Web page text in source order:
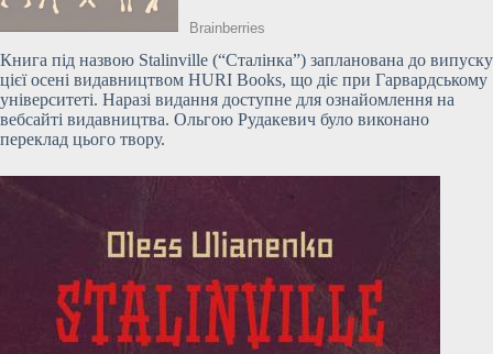
Книга під назвою Stalinville (“Сталінка”) запланована до випуску
цієї осені видавництвом HURI Books, що діє при Гарвардському
університеті. Наразі видання доступне для ознайомлення на
вебсайті видавництва. Ольгою Рудакевич було виконано
переклад цього твору.